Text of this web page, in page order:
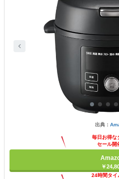
出典：
毎日お得な
セール開
￥
24時間タイ